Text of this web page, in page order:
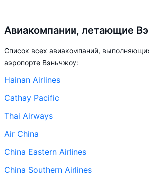
Авиакомпании, летающие
Список всех авиакомпаний,
аэропорте Вэньчжоу:
Hainan Airlines
Cathay Pacific
Thai Airways
Air China
China Eastern Airlines
China Southern Airlines